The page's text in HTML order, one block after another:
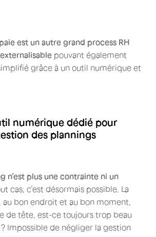
est un autre grand process RH
pouvant également
grâce à un outil numérique et
numérique dédié pour
des plannings
n’est plus une contrainte ni un
cas, c’est désormais possible. La
au bon endroit et au bon moment,
de tête, est-ce toujours trop beau
Impossible de négliger la gestion